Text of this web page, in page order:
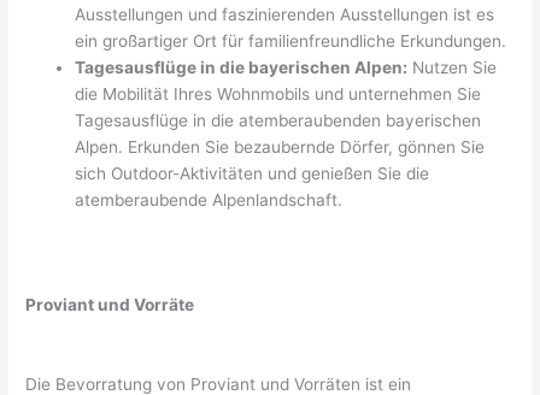
Ausstellungen und faszinierenden Ausstellungen ist es
ein großartiger Ort für familienfreundliche Erkundungen.
Tagesausflüge in die bayerischen Alpen: Nutzen Sie
die Mobilität Ihres Wohnmobils und unternehmen Sie
Tagesausflüge in die atemberaubenden bayerischen
Alpen. Erkunden Sie bezaubernde Dörfer, gönnen Sie
sich Outdoor-Aktivitäten und genießen Sie die
atemberaubende Alpenlandschaft.
Proviant und Vorräte
Die Bevorratung von Proviant und Vorräten ist ein